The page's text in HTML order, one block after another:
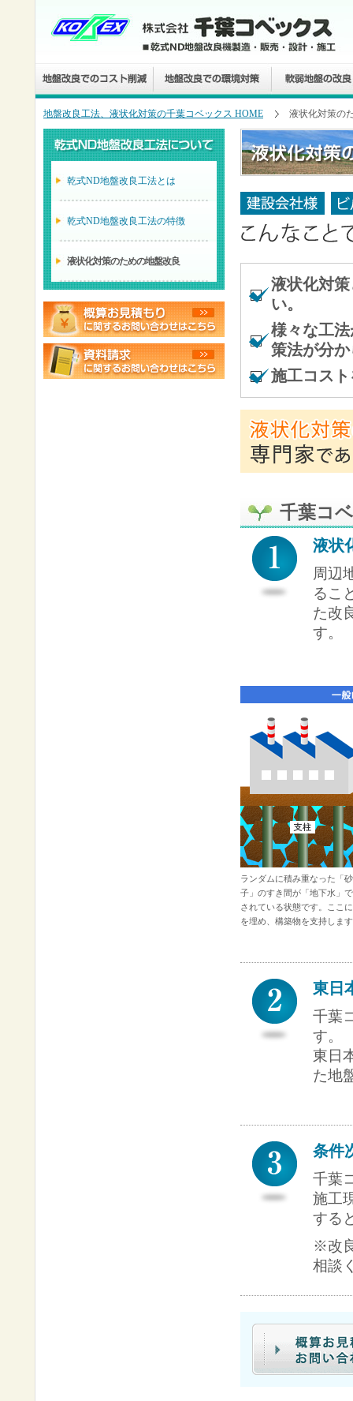
地盤改良工法、液状化対策の千葉コベックス HOME 液状化対策の
乾式ND地盤改良工法とは
乾式ND地盤改良工法の特徴
液状化対策のための地盤改良
液状化対
い。
様々な工
策法が分
施工コス
千葉コ
液状
周辺
るこ
た改
す。
ランダムに積み重なった「
子」のすき間が「地下水」
されている状態です。ここ
を埋め、構築物を支持しま
東日
千葉
す。
東日
た地
条件
千葉
施工
する
※改
相談